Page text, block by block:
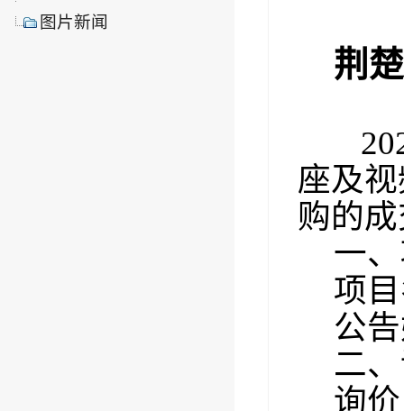
图片新闻
荆
座及
购的
一
项
公
二
询